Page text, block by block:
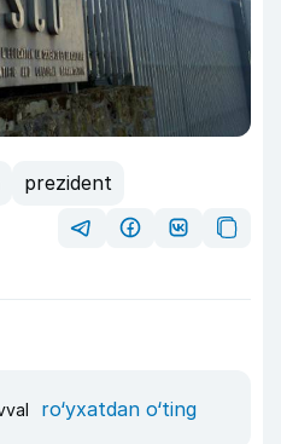
prezident
ro‘yxatdan o‘ting